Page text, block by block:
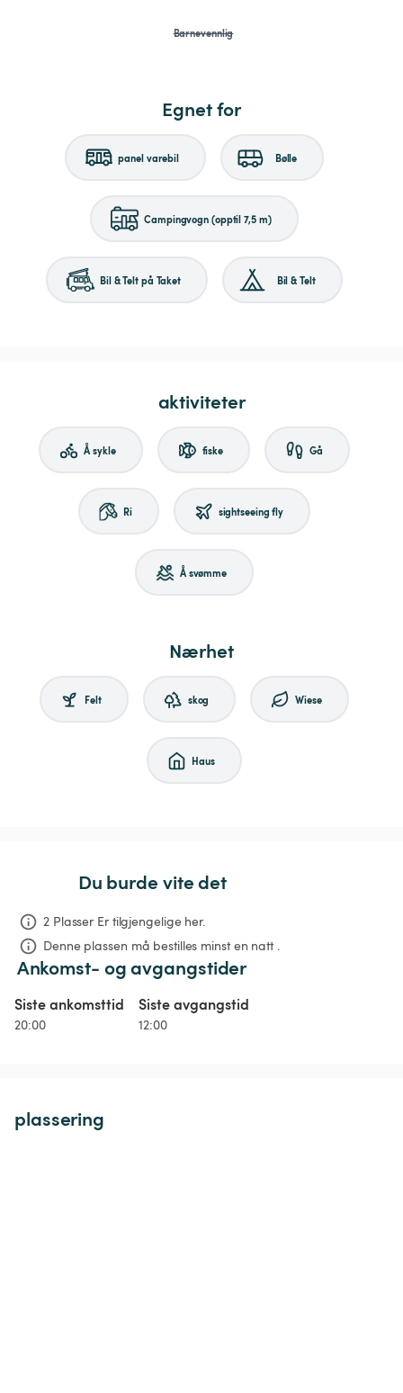
Barnevennlig
Egnet for
panel varebil Bølle
Campingvogn (opptil 7,5 m)
Bil & Telt på Taket Bil & Telt
aktiviteter
Å sykle fiske Gå
Ri sightseeing fly
Å svømme
Nærhet
Felt skog Wiese
Haus
Du burde vite det
2 Plasser Er tilgjengelige her.
Denne plassen må bestilles minst en natt .
Ankomst- og avgangstider
Siste ankomsttid
20:00
Siste avgangstid
12:00
plassering